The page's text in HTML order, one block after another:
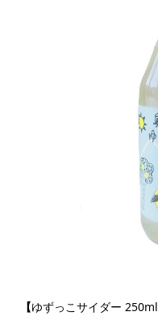
【ゆずっこサイダー 250ml